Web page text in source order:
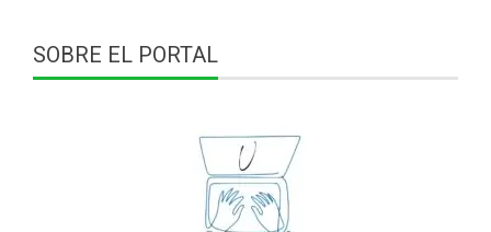
SOBRE EL PORTAL